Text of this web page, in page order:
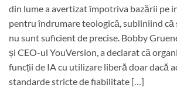
din lume a avertizat împotriva bazării pe
pentru îndrumare teologică, subliniind că
nu sunt suficient de precise. Bobby
și CEO-ul YouVersion, a declarat că
funcții de IA cu utilizare liberă doar dacă
standarde stricte de fiabilitate […]